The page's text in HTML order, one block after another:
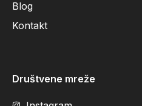
Blog
Kontakt
Društvene mreže